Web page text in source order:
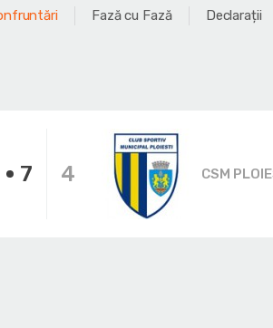
Fază cu Fază Declarații
7 4 CSM